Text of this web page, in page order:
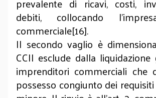
debiti, collocando
commerciale[16].
Il secondo vaglio è
CCII esclude dalla
imprenditori commerciali che
possesso congiunto dei